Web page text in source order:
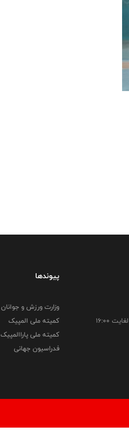
پیوندها
وزارت ورزش و جوانان
کمیته ملی المپیک
کمیته ملی پاراالمپیک
فدراسیون جهانی